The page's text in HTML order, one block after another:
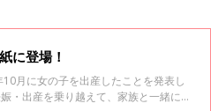
に登場！
月に女の子を出産したことを発表し
・出産を乗り越えて、家族と一緒に赤